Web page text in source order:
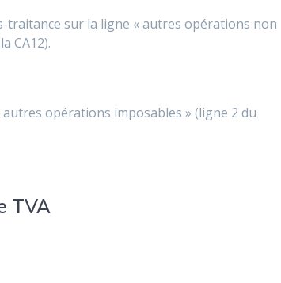
traitance sur la ligne « autres opérations non
CA12).
opérations imposables » (ligne 2 du
TVA